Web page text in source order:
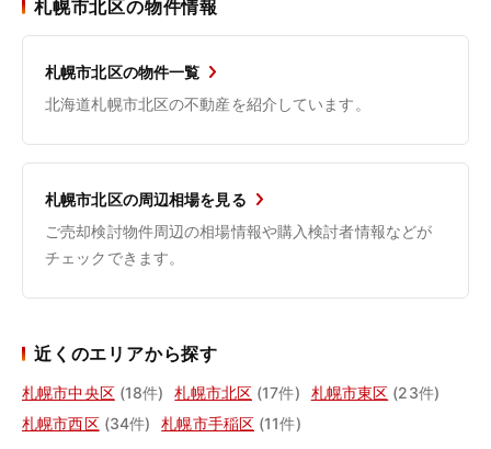
札幌市北区の物件情報
札幌市北区の物件一覧
北海道札幌市北区の不動産を紹介しています。
札幌市北区の周辺相場を見る
ご売却検討物件周辺の相場情報や購入検討者情報などが
チェックできます。
近くのエリアから探す
札幌市中央区 (18件) 札幌市北区 (17件) 札幌市東区 (23件)
札幌市西区 (34件) 札幌市手稲区 (11件)